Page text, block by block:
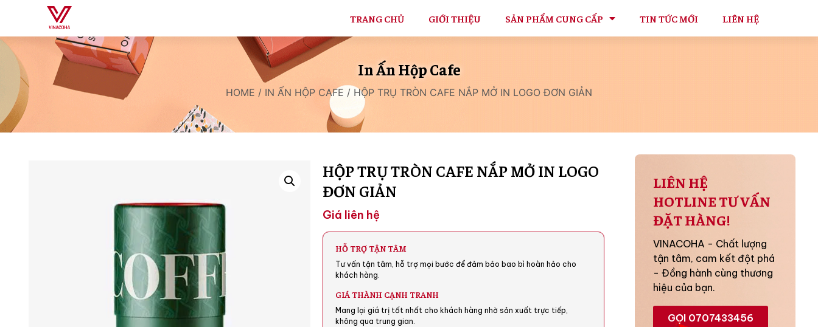
TRANG CHỦ GIỚI THIỆU SẢN PHẨM CUNG CẤP TIN TỨC MỚI LIÊN HỆ
In Ấn Hộp Cafe
HOME / IN ẤN HỘP CAFE / HỘP TRỤ TRÒN CAFE NẮP MỞ IN LOGO ĐƠN GIẢN
HỘP TRỤ TRÒN CAFE NẮP MỞ IN LOGO
ĐƠN GIẢN
Giá liên hệ
HỖ TRỢ TẬN TÂM
Tư vấn tận tâm, hỗ trợ mọi bước để đảm bảo bao bì hoàn hảo cho
khách hàng.
GIÁ THÀNH CẠNH TRANH
Mang lại giá trị tốt nhất cho khách hàng nhờ sản xuất trực tiếp,
không qua trung gian.
LIÊN HỆ
HOTLINE TƯ VẤN
ĐẶT HÀNG!
VINACOHA - Chất lượng
tận tâm, cam kết đột phá
- Đồng hành cùng thương
hiệu của bạn.
GỌI 0707433456